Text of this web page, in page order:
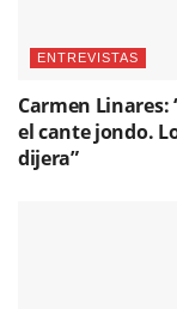
ENTREVISTAS
Carmen Linares:
el cante jondo.
dijera”